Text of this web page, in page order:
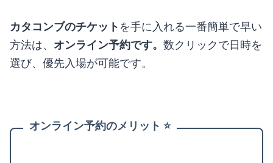
カタコンブのチケット を手に入れる一番簡単で早い
方法は、 オンライン予約です。 数クリックで日時を
選び、優先入場が可能です。
オンライン予約のメリット ⭐